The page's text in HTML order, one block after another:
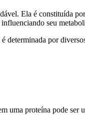
Ela é constituída
seu
determinada por
uma proteína pode